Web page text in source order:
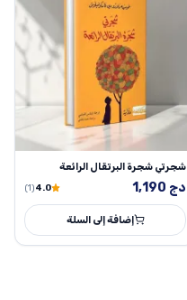
شجرتي شجرة البرتقال الرائعة
1,190 دج 4.0
(1)
إضافة إلى السلة